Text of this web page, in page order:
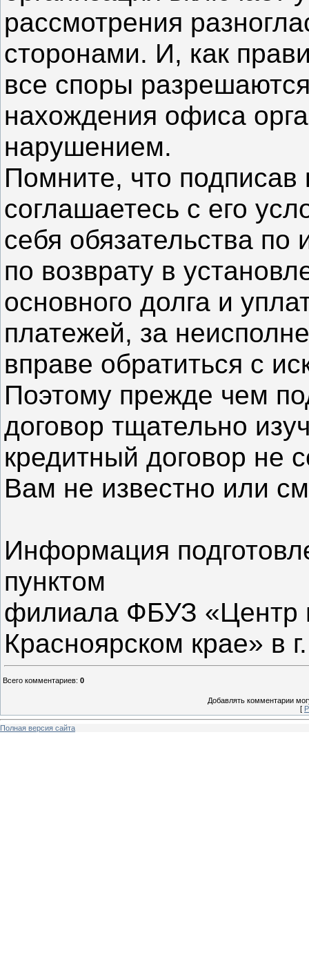
рассмотрения
сторонами. И, как
все споры
нахождения офиса
нарушением.
Помните, что
соглашаетесь с его
себя обязательства
по возврату в
основного долга и
платежей, за
вправе обратиться с
Поэтому прежде чем
договор тщательно
кредитный договор не
Вам не известно или
Информация
пунктом
филиала ФБУЗ «Центр
Красноярском крае» в
Всего комментариев: 0
Добавлять комментарии
[
Полная версия сайта